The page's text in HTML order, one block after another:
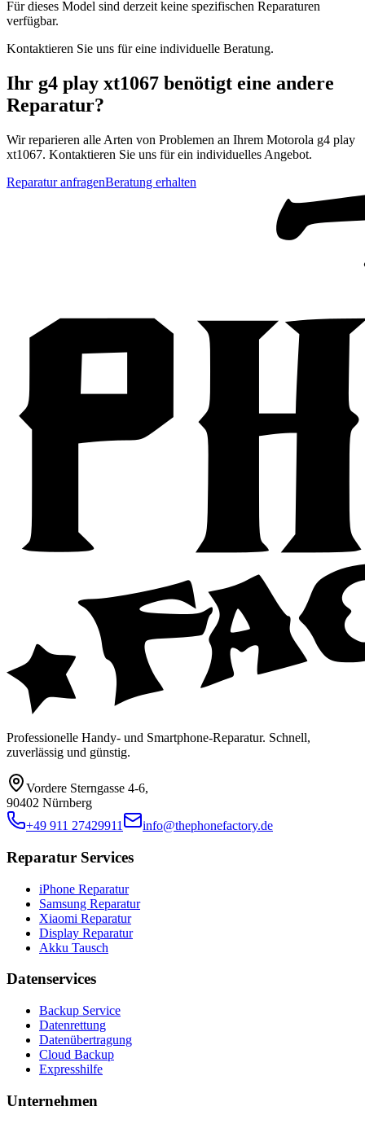
Für dieses Model sind derzeit keine spezifischen Reparaturen
verfügbar.
Kontaktieren Sie uns für eine individuelle Beratung.
Ihr g4 play xt1067 benötigt eine andere
Reparatur?
Wir reparieren alle Arten von Problemen an Ihrem Motorola g4 play
xt1067. Kontaktieren Sie uns für ein individuelles Angebot.
Reparatur anfragenBeratung erhalten
Professionelle Handy- und Smartphone-Reparatur. Schnell,
zuverlässig und günstig.
Vordere Sterngasse 4-6,
90402 Nürnberg
+49 911 27429911
info@thephonefactory.de
Reparatur Services
iPhone Reparatur
Samsung Reparatur
Xiaomi Reparatur
Display Reparatur
Akku Tausch
Datenservices
Backup Service
Datenrettung
Datenübertragung
Cloud Backup
Expresshilfe
Unternehmen